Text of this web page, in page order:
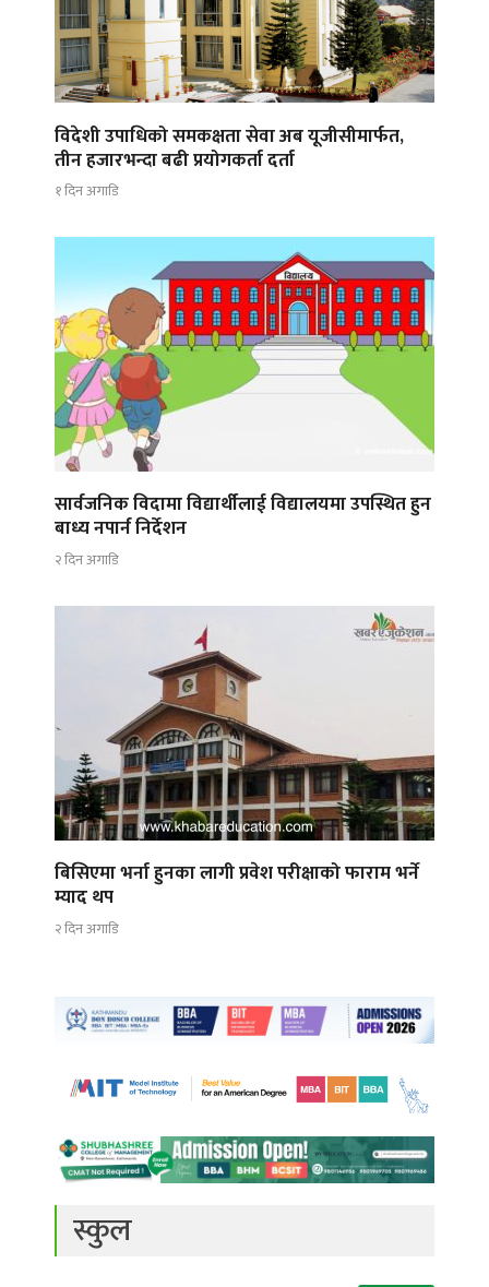
विदेशी उपाधिको समकक्षता सेवा अब यूजीसीमार्फत,
तीन हजारभन्दा बढी प्रयोगकर्ता दर्ता
१ दिन अगाडि
सार्वजनिक विदामा विद्यार्थीलाई विद्यालयमा उपस्थित हुन
बाध्य नपार्न निर्देशन
२ दिन अगाडि
बिसिएमा भर्ना हुनका लागी प्रवेश परीक्षाको फाराम भर्ने
म्याद थप
२ दिन अगाडि
स्कुल